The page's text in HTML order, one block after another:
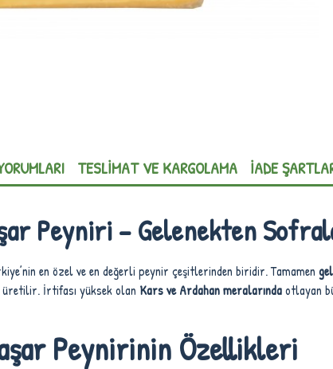
TESLIMAT VE KARGOLAMA İADE
Peyniri – Gelenekten
en özel ve en değerli peynir çeşitlerinden biridir. Tamamen
üretilir. İrtifası yüksek olan Kars ve Ardahan meralarındaotlayan
Peynirinin Özellikleri